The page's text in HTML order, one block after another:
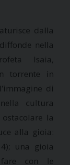
dalla
nella
Isaia,
torrente in
di
cultura
la
alla gioia:
una gioia
con le